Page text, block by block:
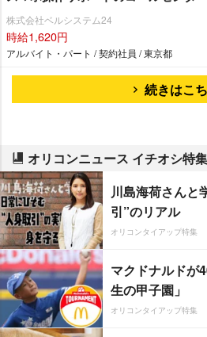
株式会社ベルシステム24
時給1,620円
アルバイト・パート / 契約社員 / 東京都
続きはこ
オリコンニュース イチオシ特集
川島海荷さんと
引”のリアル
オリコンタイアップ特集
マクドナルドが
生の甲子園」
オリコンタイアップ特集